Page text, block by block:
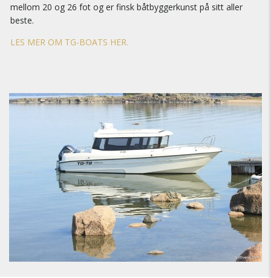
mellom 20 og 26 fot og er finsk båtbyggerkunst på sitt aller
beste.
LES MER OM TG-BOATS HER.